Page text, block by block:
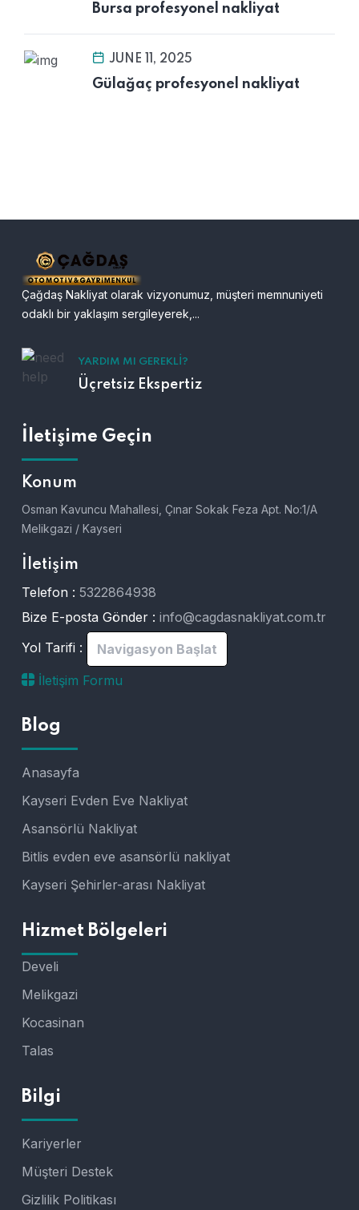
Bursa profesyonel nakliyat
JUNE 11, 2025
Gülağaç profesyonel nakliyat
Çağdaş Nakliyat olarak vizyonumuz, müşteri memnuniyeti
odaklı bir yaklaşım sergileyerek,...
YARDIM MI GEREKLI?
Üçretsiz Ekspertiz
İletişime Geçin
Konum
Osman Kavuncu Mahallesi, Çınar Sokak Feza Apt. No:1/A
Melikgazi / Kayseri
İletişim
Telefon : 5322864938
Bize E-posta Gönder : info@cagdasnakliyat.com.tr
Yol Tarifi :
Navigasyon Başlat
İletişim Formu
Blog
Anasayfa
Kayseri Evden Eve Nakliyat
Asansörlü Nakliyat
Bitlis evden eve asansörlü nakliyat
Kayseri Şehirler-arası Nakliyat
Hizmet Bölgeleri
Develi
Melikgazi
Kocasinan
Talas
Bilgi
Kariyerler
Müşteri Destek
Gizlilik Politikası